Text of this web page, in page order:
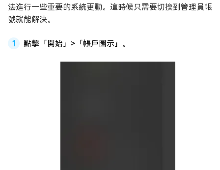
法進行一些重要的系統更動。這時候只需要切換到管理員帳
號就能解決。
點擊「開始」>「帳戶圖示」。